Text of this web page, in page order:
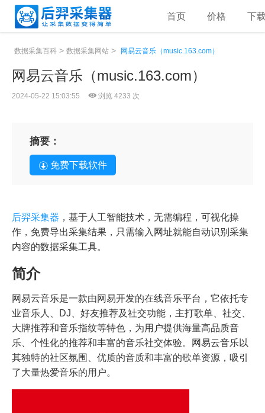
首页 价格 下
数据采集百科 > 数据采集网站 > 网易云音乐（music.163.com）
网易云音乐（music.163.com）
2024-05-22 15:03:55 浏览 4233 次
摘要：
免费下载软件
后羿采集器 ，基于人工智能技术，无需编程，可视化操
作，免费导出采集结果，只需输入网址就能自动识别采集
内容的数据采集工具。
简介
网易云音乐是一款由网易开发的在线音乐平台，它依托专
业音乐人、DJ、好友推荐及社交功能，主打歌单、社交、
大牌推荐和音乐指纹等特色，为用户提供海量高品质音
乐、个性化的推荐和丰富的音乐社交体验。网易云音乐以
其独特的社区氛围、优质的音质和丰富的歌单资源，吸引
了大量热爱音乐的用户。